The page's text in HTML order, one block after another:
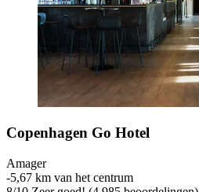
Copenhagen Go Hotel
Amager
‐5,67 km van het centrum